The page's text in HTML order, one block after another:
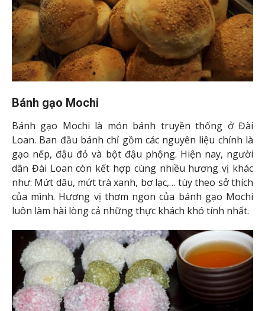
Đậu hũ thối
Đậu hũ thối rán giòn, rưới nước sốt chua ngọt là món
ăn có mùi khá đặc trưng nhưng lại dễ nghiền. Du
đêm Rao He, thành phố Đài Bắc.
Bánh Gua Bao